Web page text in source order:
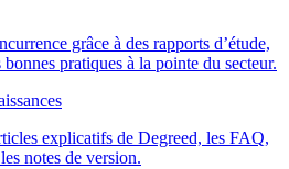
grâce à des rapports d’étude,
bonnes pratiques à la pointe du secteur.
explicatifs de Degreed, les FAQ,
notes de version.